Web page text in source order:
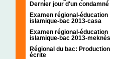
Dernier jour d'un condamné
Examen régional-éducation
islamique-bac 2013-casa
Examen régional-éducation
islamique-bac 2013-meknès
Régional du bac: Production
écrite